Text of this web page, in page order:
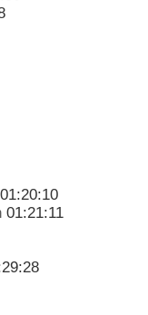
01:20:10
01:21:11